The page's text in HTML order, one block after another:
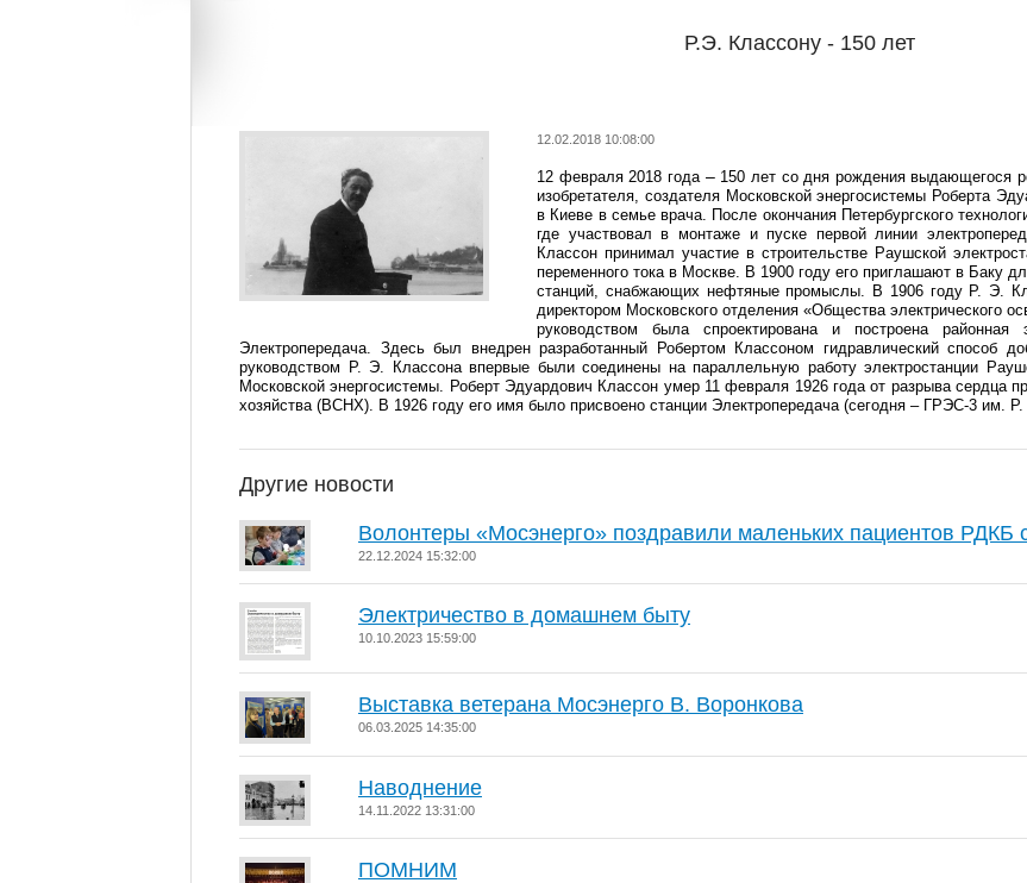
Р.Э. Классону - 150 лет
12.02.2018 10:08:00
12 февраля 2018 года – 150 лет со дня рождения выдающегося
изобретателя, создателя Московской энергосистемы Роберта
в Киеве в семье врача. После окончания Петербургского
где участвовал в монтаже и пуске первой линии
Классон принимал участие в строительстве Раушской
переменного тока в Москве. В 1900 году его приглашают в Баку
станций, снабжающих нефтяные промыслы. В 1906 году Р. Э.
директором Московского отделения «Общества электрического
руководством была спроектирована и построена
Электропередача. Здесь был внедрен разработанный Робертом Классоном гидравлический способ
руководством Р. Э. Классона впервые были соединены на параллельную работу электростанции
Московской энергосистемы. Роберт Эдуардович Классон умер 11 февраля 1926 года от разрыва сердца
хозяйства (ВСНХ). В 1926 году его имя было присвоено станции Электропередача (сегодня – ГРЭС-3 им.
Другие новости
Волонтеры «Мосэнерго» поздравили маленьких пациентов РДКБ
22.12.2024 15:32:00
Электричество в домашнем быту
10.10.2023 15:59:00
Выставка ветерана Мосэнерго В. Воронкова
06.03.2025 14:35:00
Наводнение
14.11.2022 13:31:00
ПОМНИМ